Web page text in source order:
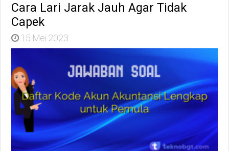
Cara Lari Jarak Jauh Agar Tidak
Capek
15 Mei 2023